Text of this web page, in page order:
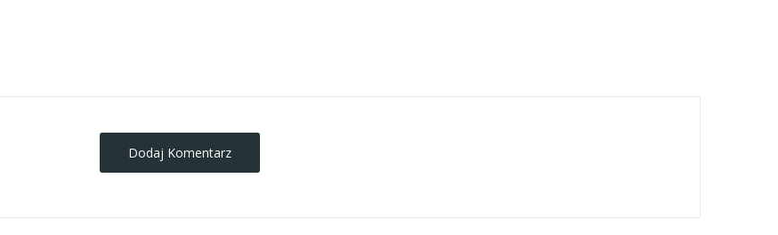
Dodaj Komentarz